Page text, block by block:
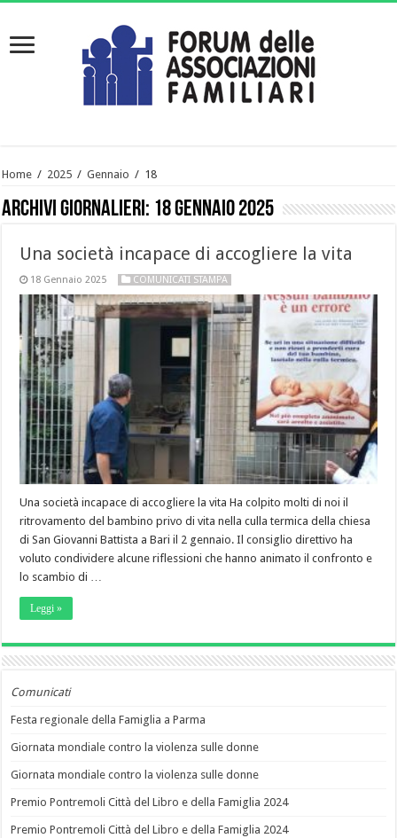
Home / 2025 / Gennaio / 18
Archivi giornalieri: 18 Gennaio 2025
Una società incapace di accogliere la vita
18 Gennaio 2025 COMUNICATI STAMPA
Una società incapace di accogliere la vita Ha colpito molti di noi il
ritrovamento del bambino privo di vita nella culla termica della chiesa
di San Giovanni Battista a Bari il 2 gennaio. Il consiglio direttivo ha
voluto condividere alcune riflessioni che hanno animato il confronto e
lo scambio di …
Leggi »
Comunicati
Festa regionale della Famiglia a Parma
Giornata mondiale contro la violenza sulle donne
Giornata mondiale contro la violenza sulle donne
Premio Pontremoli Città del Libro e della Famiglia 2024
Premio Pontremoli Città del Libro e della Famiglia 2024